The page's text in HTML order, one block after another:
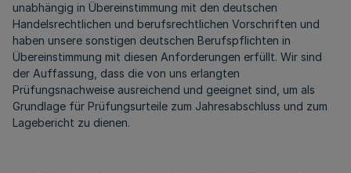
unabhängig in Übereinstimmung mit den deutschen
Handelsrechtlichen und berufsrechtlichen Vorschriften und
haben unsere sonstigen deutschen Berufspflichten in
Übereinstimmung mit diesen Anforderungen erfüllt. Wir sind
der Auffassung, dass die von uns erlangten
Prüfungsnachweise ausreichend und geeignet sind, um als
Grundlage für Prüfungsurteile zum Jahresabschluss und zum
Lagebericht zu dienen.